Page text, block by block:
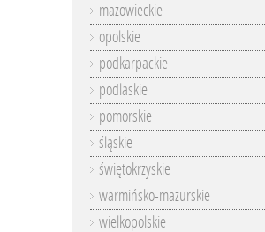
mazowieckie
opolskie
podkarpackie
podlaskie
pomorskie
śląskie
świętokrzyskie
warmińsko-mazurskie
wielkopolskie